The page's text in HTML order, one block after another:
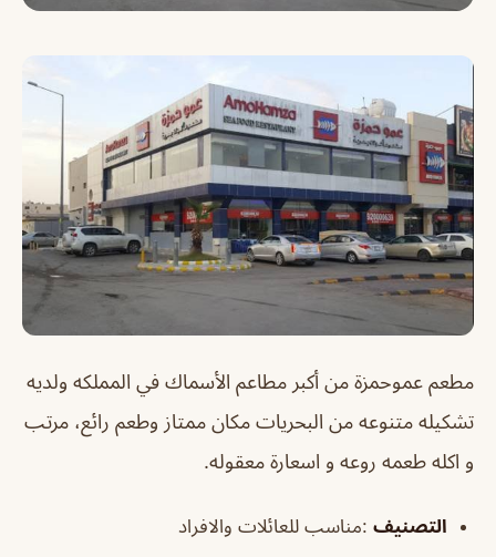
مطعم عموحمزة من أكبر مطاعم الأسماك في المملكه ولديه
تشكيله متنوعه من البحريات مكان ممتاز وطعم رائع، مرتب
و اكله طعمه روعه و اسعارة معقوله.
التصنيف :مناسب للعائلات والافراد